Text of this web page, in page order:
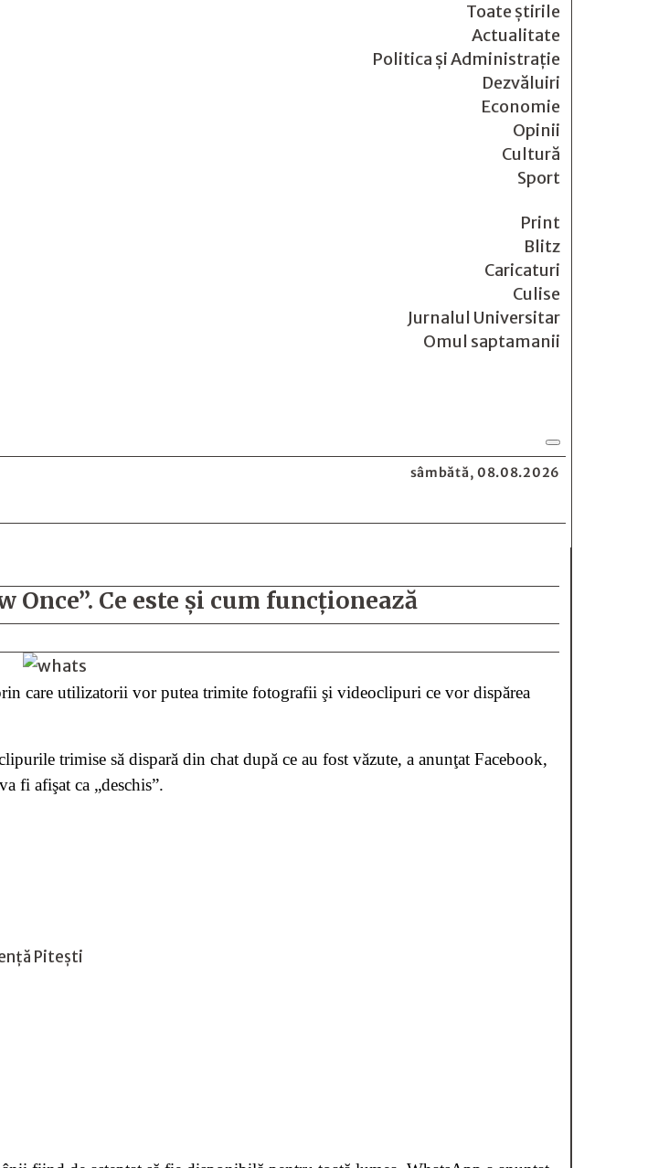
Toate știrile
Actualitate
Politica și Administrație
Dezvăluiri
Economie
Opinii
Cultură
Sport
Print
Blitz
Caricaturi
Culise
Jurnalul Universitar
Omul saptamanii
sâmbătă, 08.08.2026
Ce este și cum funcționează
care utilizatorii vor putea trimite fotografii şi videoclipuri ce vor dispărea
trimise să dispară din chat după ce au fost văzute, a anunţat Facebook,
fi afişat ca „deschis”.
Pitești